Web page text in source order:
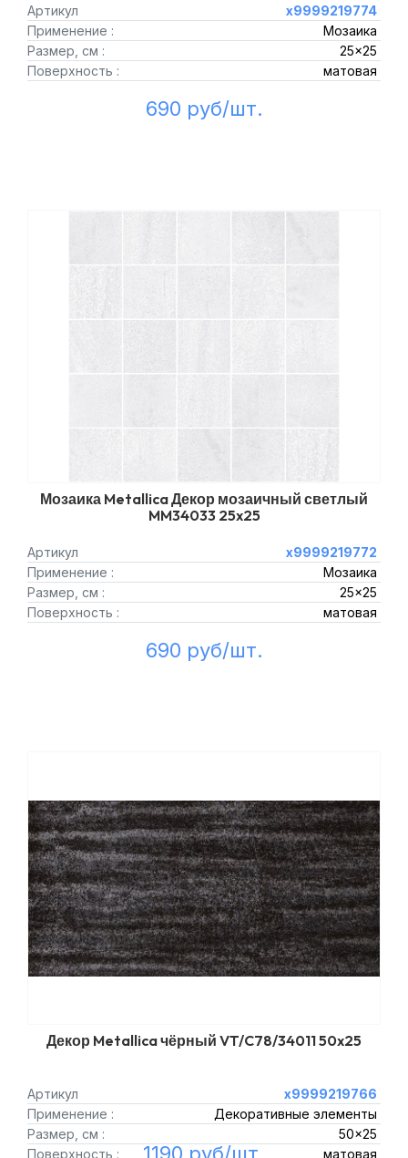
Артикул
х9999219774
Применение :
Мозаика
Размер, см :
25x25
Поверхность :
матовая
690 руб/шт.
Мозаика Metallica Декор мозаичный светлый
MM34033 25x25
Артикул
х9999219772
Применение :
Мозаика
Размер, см :
25x25
Поверхность :
матовая
690 руб/шт.
Декор Metallica чёрный VT/C78/34011 50x25
Артикул
х9999219766
Применение :
Декоративные элементы
Размер, см :
50x25
Поверхность :
матовая